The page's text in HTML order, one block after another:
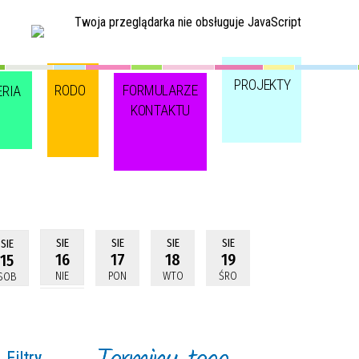
Twoja przeglądarka nie obsługuje JavaScript
RODO
FORMULARZE
KONTAKTU
PROJEKTY
SIE
15
SIE
16
NIE
SIE
17
PON
SIE
18
WTO
SIE
19
ŚRO